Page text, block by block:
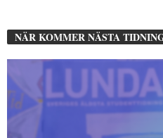
NÄR KOMMER NÄSTA